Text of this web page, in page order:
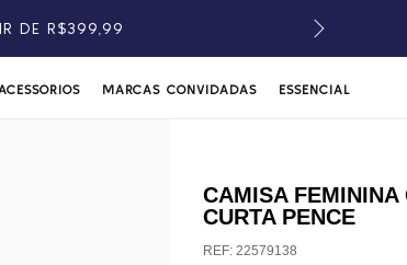
DE R$399,99
MARCAS CONVIDADAS ESSENCIAL
CAMISA FEMININA
CURTA PENCE
REF: 22579138